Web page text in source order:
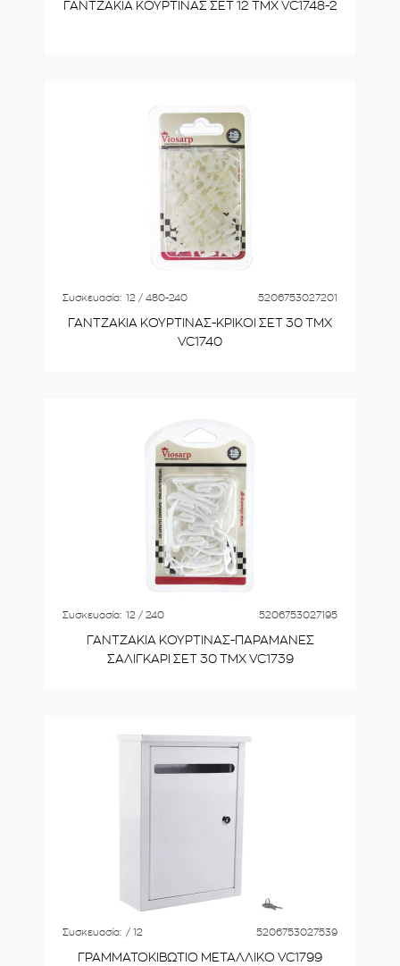
ΓΑΝΤΖΑΚΙΑ ΚΟΥΡΤΙΝΑΣ ΣΕΤ 12 ΤΜΧ VC1748-2
Συσκευασία: 12 / 480-240 5206753027201
ΓΑΝΤΖΑΚΙΑ ΚΟΥΡΤΙΝΑΣ-ΚΡΙΚΟΙ ΣΕΤ 30 ΤΜΧ
VC1740
Συσκευασία: 12 / 240 5206753027195
ΓΑΝΤΖΑΚΙΑ ΚΟΥΡΤΙΝΑΣ-ΠΑΡΑΜΑΝΕΣ
ΣΑΛΙΓΚΑΡΙ ΣΕΤ 30 ΤΜΧ VC1739
Συσκευασία: / 12 5206753027539
ΓΡΑΜΜΑΤΟΚΙΒΩΤΙΟ ΜΕΤΑΛΛΙΚΟ VC1799